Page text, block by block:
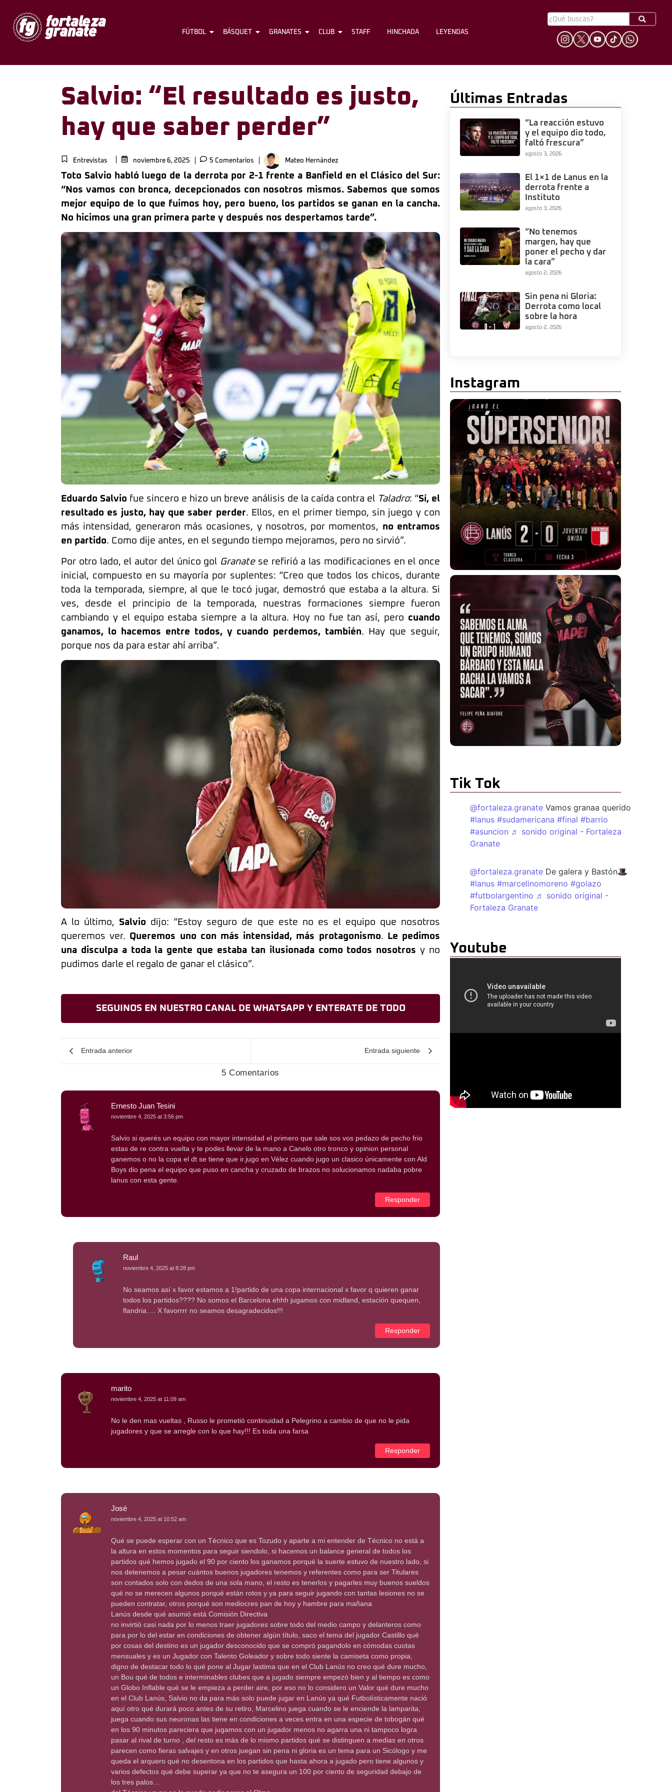
FÚTBOL BÁSQUET GRANATES CLUB STAFF HINCHADA
FÚTBOL BÁSQUET GRANATES CLUB STAFF HINCHADA LEYENDAS
Salvio: “El resultado es justo,
hay que saber perder”
Entrevistas noviembre 6, 2025 5 Comentarios Mateo Hernández
Toto Salvio habló luego de la derrota por 2-1 frente a Banfield en el Clásico del Sur:
“Nos vamos con bronca, decepcionados con nosotros mismos. Sabemos que somos
mejor equipo de lo que fuimos hoy, pero bueno, los partidos se ganan en la cancha.
No hicimos una gran primera parte y después nos despertamos tarde”.
Eduardo Salvio fue sincero e hizo un breve análisis de la caída contra el Taladro: “Sí, el
resultado es justo, hay que saber perder. Ellos, en el primer tiempo, sin juego y con
más intensidad, generaron más ocasiones, y nosotros, por momentos, no entramos
en partido. Como dije antes, en el segundo tiempo mejoramos, pero no sirvió”.
Por otro lado, el autor del único gol Granatese refirió a las modificaciones en el once
inicial, compuesto en su mayoría por suplentes: “Creo que todos los chicos, durante
toda la temporada, siempre, al que le tocó jugar, demostró que estaba a la altura. Si
ves, desde el principio de la temporada, nuestras formaciones siempre fueron
cambiando y el equipo estaba siempre a la altura. Hoy no fue tan así, pero cuando
ganamos, lo hacemos entre todos, y cuando perdemos, también. Hay que seguir,
porque nos da para estar ahí arriba”.
A lo último, Salvio dijo: “Estoy seguro de que este no es el equipo que nosotros
queremos ver. Queremos uno con más intensidad, más protagonismo.
Le pedimos
una disculpa a toda la gente que estaba tan ilusionada como todos nosotros y no
pudimos darle el regalo de ganar el clásico”.
SEGUINOS EN NUESTRO CANAL DE WHATSAPP Y ENTERATE DE TODO
Entrada anterior Entrada siguiente
5 Comentarios
Ernesto Juan Tesini
noviembre 4, 2025 at 3:56 pm
Salvio si querés un equipo con mayor intensidad el primero que sale sos vos pedazo de pecho frio
estas de re contra vuelta y te podes llevar de la mano a Canelo otro tronco y opinion personal
ganemos o no la copa el dt se tiene que ir.jugo en Vélez cuando jugo un clasico únicamente con Ald
Boys dio pena el equipo que puso en cancha y cruzado de brazos no solucionamos nadaba pobre
lanus con esta gente.
Responder
Raul
noviembre 4, 2025 at 8:28 pm
No seamos así x favor estamos a 1!partido de una copa internacional x favor q quieren ganar
todos los partidos???? No somos el Barcelona ehhh jugamos con midland, estación quequen,
flandria…. X favorrrr no seamos desagradecidos!!!
Responder
marito
noviembre 4, 2025 at 11:09 am
No le den mas vueltas , Russo le prometió continuidad a Pelegrino a cambio de que no le pida
jugadores y que se arregle con lo que hay!!! Es toda una farsa
Responder
José
noviembre 4, 2025 at 10:52 am
Qué se puede esperar con un Técnico que es Tozudo y aparte a mi entender de Técnico no está a
la altura en estos momentos para seguir siendolo, si hacemos un balance general de todos los
partidos qué hemos jugado el 90 por ciento los ganamos porqué la suerte estuvo de nuestro lado, si
nos detenemos a pesar cuántos buenos jugadores tenemos y referentes como para ser Titulares
son contados solo con dedos de una sola mano, el resto es tenerlos y pagarles muy buenos sueldos
qué no se merecen algunos porqué están rotos y ya para seguir jugando con tantas lesiones no se
pueden contratar, otros porqué son mediocres pan de hoy y hambre para mañana
Lanús desde qué asumió está Comisión Directiva
no invirtió casi nada por lo menos traer jugadores sobre todo del medio campo y delanteros como
para por lo del estar en condiciones de obtener algún título, saco el tema del jugador Castillo qué
por cosas del destino es un jugador desconocido que se compró pagandolo en cómodas cuotas
mensuales y es un Jugador con Talento Goleador y sobre todo siente la camiseta como propia,
digno de destacar todo lo qué pone al Jugar lastima que en el Club Lanús no creo qué dure mucho,
un Bou qué de todos e interminables clubes que a jugado siempre empezó bien y al tiempo es como
un Globo Inflable qué se le empieza a perder aire, por eso no lo considero un Valor qué dure mucho
en el Club Lanús, Salvio no da para más solo puede jugar en Lanús ya qué Futbolísticamente nació
aquí otro qué durará poco antes de su retiro, Marcelino juega cuando se le enciende la lamparita,
juega cuando sus neuronas las tiene en condiciones a veces entra en una especie de tobogán qué
en los 90 minutos pareciera que jugamos con un jugador menos no agarra una ni tampoco logra
pasar al rival de turno , del resto es más de lo mismo partidos qué se distinguen a medias en otros
parecen como fieras salvajes y en otros juegan sin pena ni gloria es un tema para un Sicólogo y me
queda el arquero qué no desentona en los partidos que hasta ahora a jugado pero tiene algunos y
varios defectos qué debe superar ya que no te asegura un 100 por ciento de seguridad debajo de
los tres palos…
Últimas Entradas
“La reacción estuvo
y el equipo dio todo,
faltó frescura”
agosto 3, 2026
El 1×1 de Lanus en la
derrota frente a
Instituto
agosto 3, 2026
“No tenemos
margen, hay que
poner el pecho y dar
la cara”
agosto 2, 2026
Sin pena ni Gloria:
Derrota como local
sobre la hora
agosto 2, 2026
Instagram
Tik Tok
@fortaleza.granate Vamos granaa querido
#lanus #sudamericana #final #barrio
#asuncion ♬ sonido original - Fortaleza
Granate
@fortaleza.granate De galera y Bastón🎩
#lanus #marcelinomoreno #golazo
#futbolargentino ♬ sonido original -
Fortaleza Granate
Youtube